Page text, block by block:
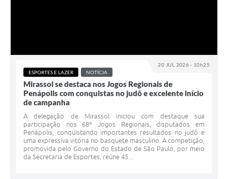
20 JUL 2026 - 10h25
ESPORTES E LAZER
NOTÍCIA
Mirassol se destaca nos Jogos Regionais de
Penápolis com conquistas no judô e excelente início
de campanha
A delegação de Mirassol iniciou com destaque sua
participação nos 68º Jogos Regionais, disputados em
Penápolis, conquistando importantes resultados no judô e
uma expressiva vitória no basquete masculino. A competição,
promovida pelo Governo do Estado de São Paulo, por meio
da Secretaria de Esportes, reúne 45...